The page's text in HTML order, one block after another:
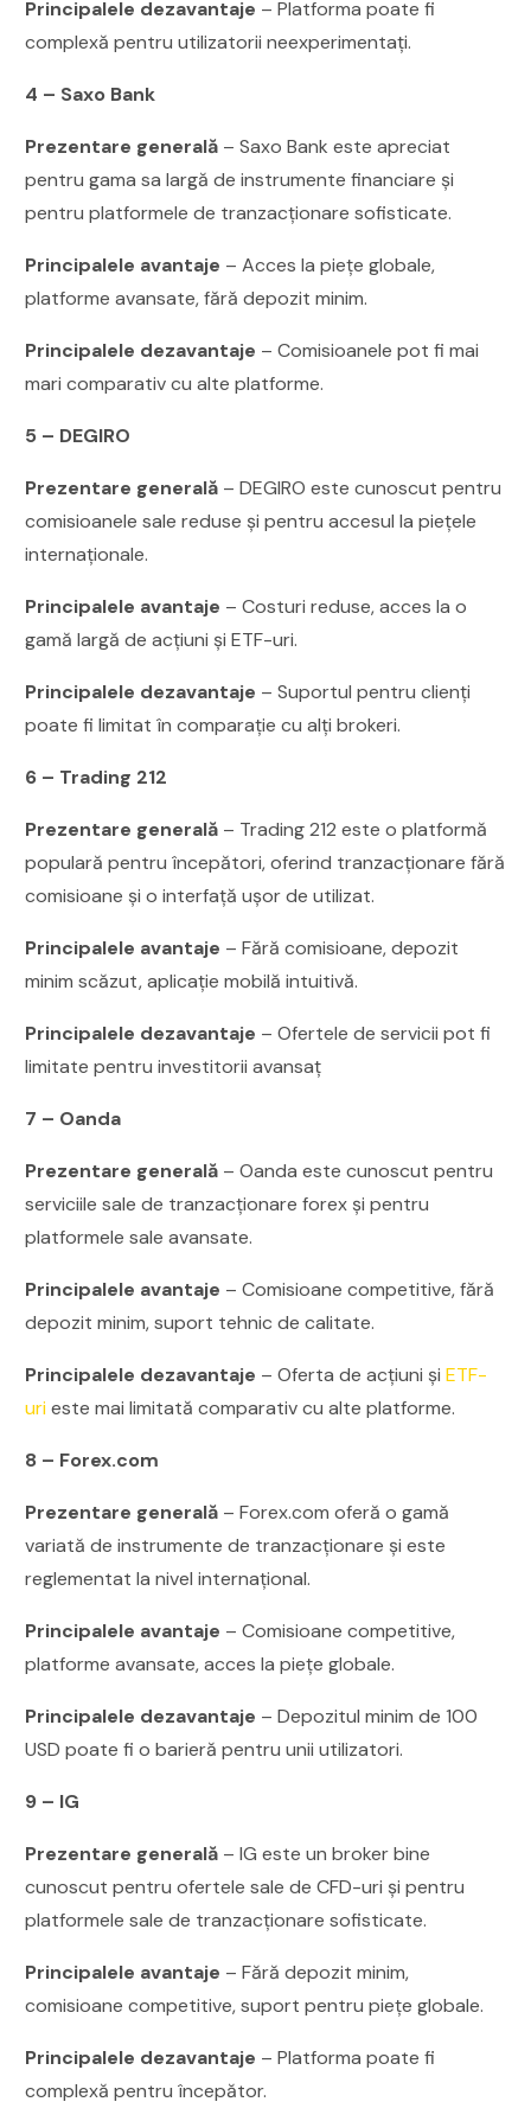
Principalele dezavantaje – Platforma poate fi
complexă pentru utilizatorii neexperimentați.
4 – Saxo Bank
Prezentare generală – Saxo Bank este apreciat
pentru gama sa largă de instrumente financiare și
pentru platformele de tranzacționare sofisticate.
Principalele avantaje – Acces la piețe globale,
platforme avansate, fără depozit minim.
Principalele dezavantaje – Comisioanele pot fi mai
mari comparativ cu alte platforme.
5 – DEGIRO
Prezentare generală – DEGIRO este cunoscut pentru
comisioanele sale reduse și pentru accesul la piețele
internaționale.
Principalele avantaje – Costuri reduse, acces la o
gamă largă de acțiuni și ETF-uri.
Principalele dezavantaje – Suportul pentru clienți
poate fi limitat în comparație cu alți brokeri.
6 – Trading 212
Prezentare generală – Trading 212 este o platformă
populară pentru începători, oferind tranzacționare fără
comisioane și o interfață ușor de utilizat.
Principalele avantaje – Fără comisioane, depozit
minim scăzut, aplicație mobilă intuitivă.
Principalele dezavantaje – Ofertele de servicii pot fi
limitate pentru investitorii avansaț
7 – Oanda
Prezentare generală – Oanda este cunoscut pentru
serviciile sale de tranzacționare forex și pentru
platformele sale avansate.
Principalele avantaje – Comisioane competitive, fără
depozit minim, suport tehnic de calitate.
Principalele dezavantaje – Oferta de acțiuni șiETF-
urieste mai limitată comparativ cu alte platforme.
8 – Forex.com
Prezentare generală – Forex.com oferă o gamă
variată de instrumente de tranzacționare și este
reglementat la nivel internațional.
Principalele avantaje – Comisioane competitive,
platforme avansate, acces la piețe globale.
Principalele dezavantaje – Depozitul minim de 100
USD poate fi o barieră pentru unii utilizatori.
9 – IG
Prezentare generală – IG este un broker bine
cunoscut pentru ofertele sale de CFD-uri și pentru
platformele sale de tranzacționare sofisticate.
Principalele avantaje – Fără depozit minim,
comisioane competitive, suport pentru piețe globale.
Principalele dezavantaje – Platforma poate fi
complexă pentru începător.